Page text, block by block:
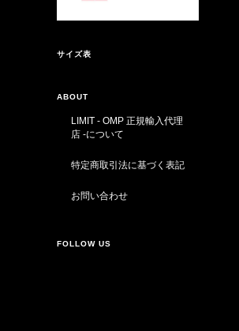
サイズ表
ABOUT
LIMIT - OMP 正規輸入代理
店 -について
特定商取引法に基づく表記
お問い合わせ
FOLLOW US